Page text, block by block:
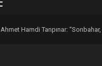
Primary
Ahmet Hamdi Tanpınar: